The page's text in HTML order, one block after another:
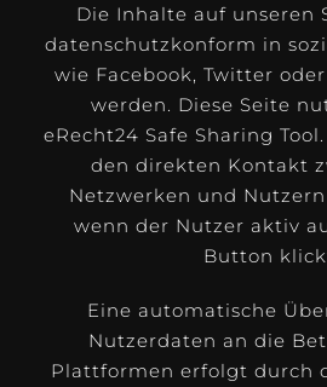
Die Inhalte auf unseren
datenschutzkonform in
wie Facebook, Twitter
werden. Diese Seite
eRecht24 Safe Sharing
den direkten Kontakt
Netzwerken und
wenn der Nutzer aktiv
Button
Eine automatische
Nutzerdaten an die
Plattformen erfolgt durch